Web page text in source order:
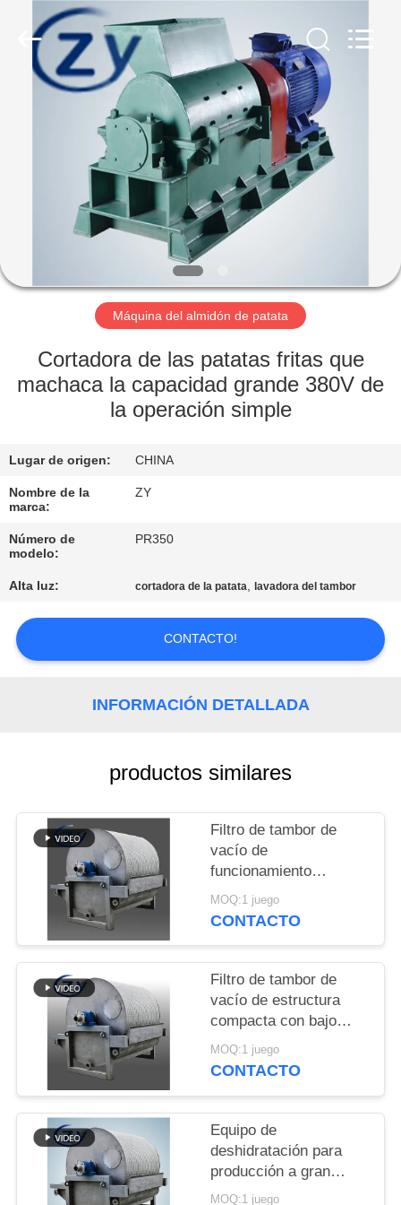
HOGAR
PRODUCTOS
SOBRE
E.E.U.U.
LA
FÁBRICA
CONTROL
DE
CALIDAD
ÉNTRENOS
EN
CONTACTO
CON
UNA
CITA
MAPA
SITIO
PRIVACY
POLICY
Engineering
Machinery
Máquina del almidón de patata
Cortadora de las patatas fritas que
machaca la capacidad grande 380V de
la operación simple
Lugar de origen: CHINA
Nombre de la
marca:
ZY
Número de
modelo:
PR350
Alta luz: cortadora de la patata, lavadora del tambor
CONTACTO!
INFORMACIÓN DETALLADA
productos similares
Filtro de tambor de
vacío de
funcionamiento
continuo Equipo de
deshidratación estable
MOQ:1 juego
CONTACTO
Filtro de tambor de
vacío de estructura
compacta con bajo
consumo de energía y
acero inoxidable SS304
MOQ:1 juego
CONTACTO
Equipo de
deshidratación para
producción a gran
escala de filtro de
MOQ:1 juego